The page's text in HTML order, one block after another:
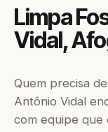
Limpa
Vidal,
Quem precisa
Antônio Vidal
com equipe que